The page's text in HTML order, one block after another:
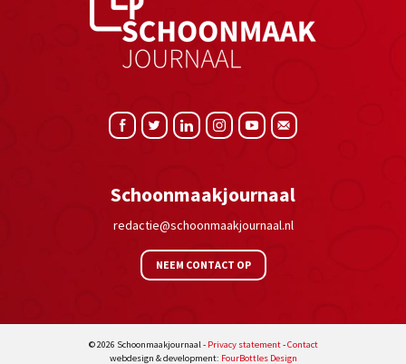
Schoonmaakjournaal
redactie@schoonmaakjournaal.nl
NEEM CONTACT OP
© 2026 Schoonmaakjournaal - Privacy statement-Contact
webdesign & development: FourBottles Design